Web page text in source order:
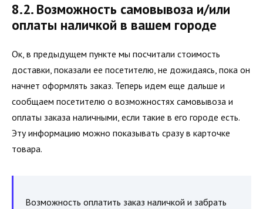
8.2. Возможность самовывоза и/или
оплаты наличкой в вашем городе
Ок, в предыдущем пункте мы посчитали стоимость
доставки, показали ее посетителю, не дожидаясь, пока он
начнет оформлять заказ. Теперь идем еще дальше и
сообщаем посетителю о возможностях самовывоза и
оплаты заказа наличными, если такие в его городе есть.
Эту информацию можно показывать сразу в карточке
товара.
Возможность оплатить заказ наличкой и забрать